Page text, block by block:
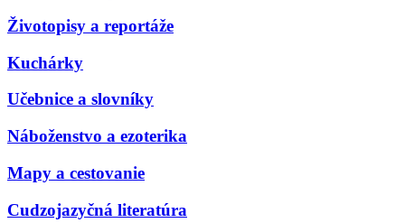
Životopisy a reportáže
Kuchárky
Učebnice a slovníky
Náboženstvo a ezoterika
Mapy a cestovanie
Cudzojazyčná literatúra